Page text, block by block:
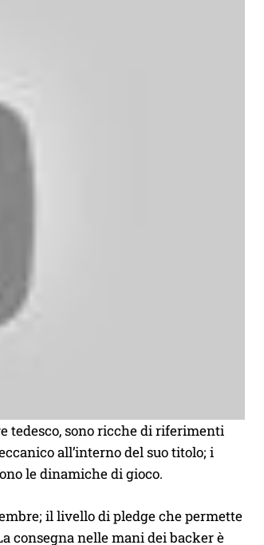
tedesco, sono ricche di riferimenti
all’interno del suo titolo; i
le dinamiche di gioco.
il livello di pledge che permette
consegna nelle mani dei backer è